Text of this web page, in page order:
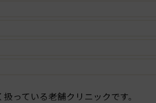
っている老舗クリニックです。